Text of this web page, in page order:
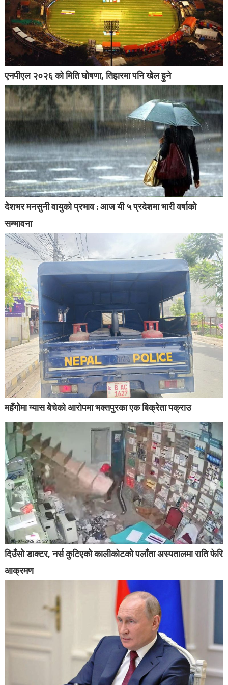
एनपीएल २०२६ को मिति घोषणा, तिहारमा पनि खेल हुने
देशभर मनसुनी वायुको प्रभाव : आज यी ५ प्रदेशमा भारी वर्षाको
सम्भावना
महँगोमा ग्यास बेचेको आरोपमा भक्तपुरका एक बिक्रेता पक्राउ
दिउँसो डाक्टर, नर्स कुटिएको कालीकोटको पलाँता अस्पतालमा राति फेरि
आक्रमण